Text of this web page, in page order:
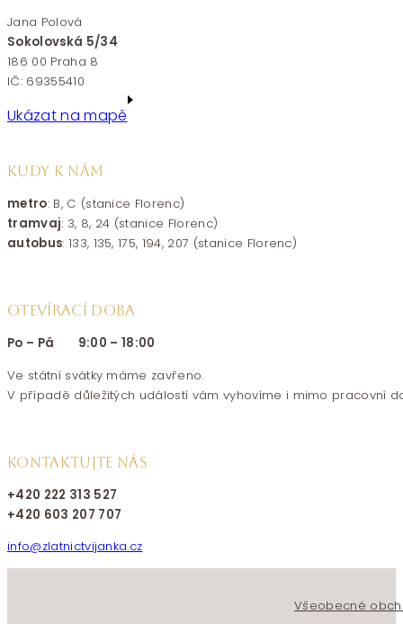
Jana Polová
Sokolovská 5/34
186 00 Praha 8
IČ: 69355410
Ukázat na mapě
KUDY K NÁM
metro: B, C (stanice Florenc)
tramvaj: 3, 8, 24 (stanice Florenc)
autobus: 133, 135, 175, 194, 207 (stanice Florenc)
OTEVÍRACÍ DOBA
Po – Pá 9:00 – 18:00
Ve státní svátky máme zavřeno.
V případě důležitých událostí vám vyhovíme i mimo pracovní
KONTAKTUJTE NÁS
+420 222 313 527
+420 603 207 707
info@zlatnictvijanka.cz
Všeobecné